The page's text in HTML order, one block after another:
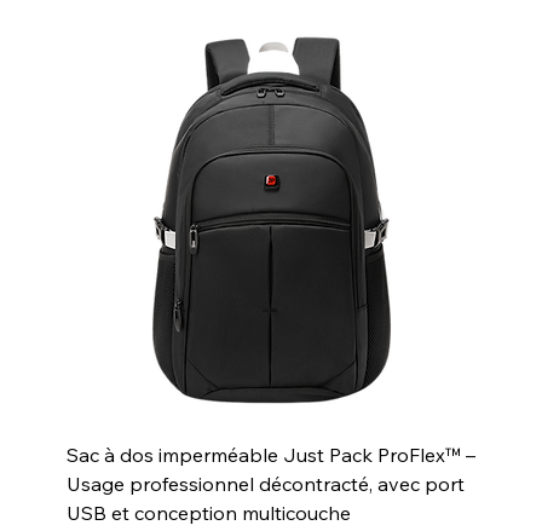
Sac à dos imperméable Just Pack ProFlex™ –
Usage professionnel décontracté, avec port
USB et conception multicouche